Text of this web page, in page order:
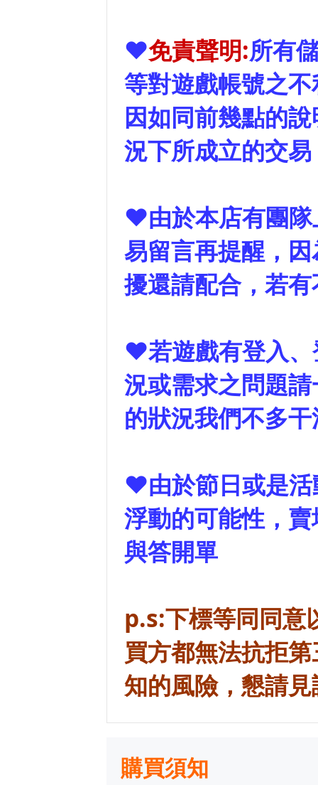
❤免責聲明:所有
等對遊戲帳號之
因如同前幾點的
況下所成立的交
❤由於本店有團隊
易留言再提醒，
擾還請配合，若
❤若遊戲有登入、
況或需求之問題
的狀況我們不多
❤由於節日或是活
浮動的可能性，
與答開單
p.s:下標等同同意
買方都無法抗拒
知的風險，懇請
購買須知